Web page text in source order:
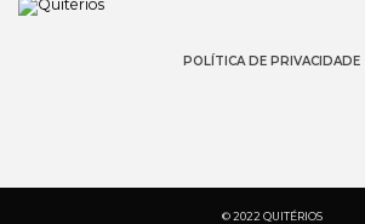
POLÍTICA DE PRIVACIDADE
© 2022 QUITÉRIOS